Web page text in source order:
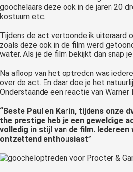
goochelaars deze ook in de jaren 20
kostuum etc.
Tijdens de act vertoonde ik uiteraard
zoals deze ook in de film werd
water. Als je de film bekijkt dan snap
Na afloop van het optreden was
over de act. En daar doe je het
Onderstaande een reactie van Warner
“Beste Paul en Karin, tijdens onze
the prestige heb je een geweldige
volledig in stijl van de film. Iedereen
ontzettend enthousiast”